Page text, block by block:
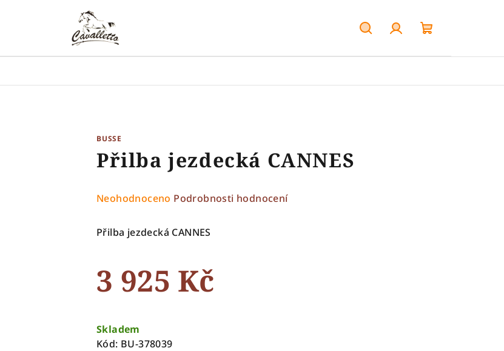
košík
BUSSE
Přilba jezdecká CANNES
Průměrné
produktu
z
5
Neohodnoceno Podrobnosti hodnocení
Přilba jezdecká CANNES
3 925 Kč
cena:
Skladem
Kód: BU-378039